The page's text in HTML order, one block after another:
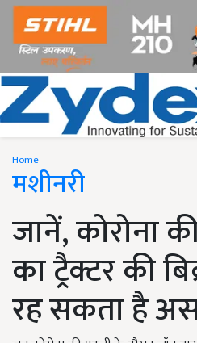
Home
मशीनरी
जानें, कोरोना
का ट्रैक्टर की
रह सकता है